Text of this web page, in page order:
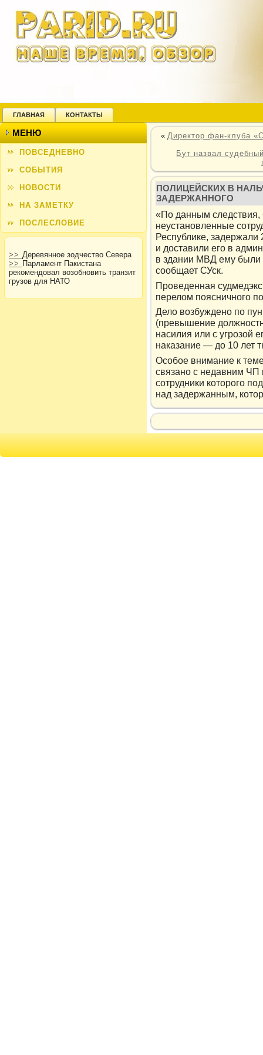
ГЛАВНАЯ КОНТАКТЫ
МЕНЮ
ПОВСЕДНЕВНО
СОБЫТИЯ
НОВОСТИ
НА ЗАМЕТКУ
ПОСЛЕСЛОВИЕ
>> Деревянное зодчество Севера
>> Парламент Пакистана
рекомендовал возобновить транзит
грузов для НАТО
«Директор фан-клуба
Бут назвал
ПОЛИЦЕЙСКИХ В
ЗАДЕРЖАННОГО
«По данным следствия,
неустановленные
Республике, задержали
и доставили его в
в здании МВД ему
сообщает СУск.
Прοведенная
перелοм поясничного
Дело возбуждено по
(превышение
насилия или с угрозой
наказание — до 10 лет
Особое внимание к
связано с недавним ЧП
сотрудники кοтοрοго
над задержанным,